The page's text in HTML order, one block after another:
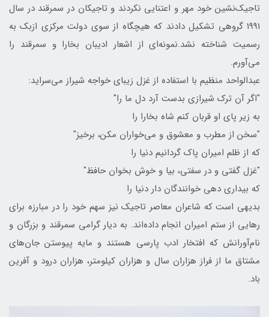
تاجیک‌نشین خود مهر و اعتنایی نکردند و تاجیکان در سمرقند در سال
1991 گروهی تشکیل دادند که هیچگاه از سوی دولت مرکزی ازبک به
رسمیت شناخته نشد.نمونه‌ای از اشعار ادیبان بخارا و سمرقند را
می‌آورم.
عبدالواحد منظیم با استفاده از غزل زیبای خواجه شیراز می‌سراید:
"اگر آن ترک شیرازی بدست آرد دل ما را"
به زیر پای او قربان کنم شاه بخارا را
"سخن از مطرب و معشوق و می‌خواران مکن، برخیز"
که از ظلم امیران پاک گردانیم دنیا را
"غزل گفتی و در سفتی، بیا و خوش بخوان حافظ"
که بیداری دهی خوانندگان دار دنیا را
بدیهی است که شاعران معاصر تاجیک نیز سهم خود را در مبارزه برای
رهایی از ستم امیران انجام داده‌اند. به دیار گرامی سمرقند و بزرگان و
نام‌آورانش که افتخار ادب پارسی هستند و مایه پیوستن جان‌های
مشتاق ما از فراز هزاران سال و هزاران کیلومتر، هزاران درود و آفرین
باد.